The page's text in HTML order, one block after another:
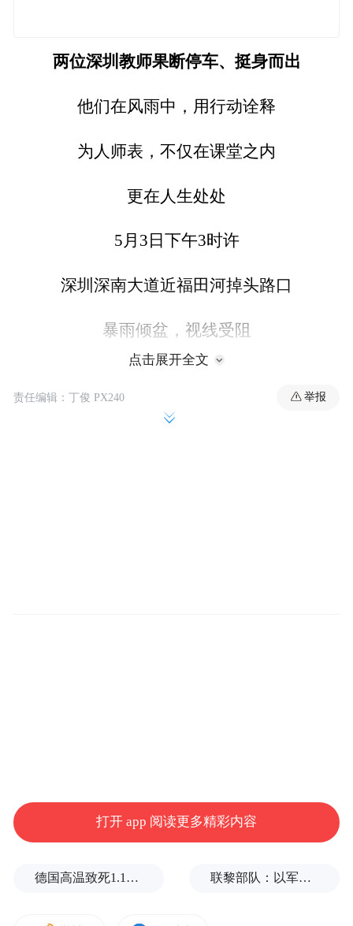
两位深圳教师果断停车、挺身而出
他们在风雨中，用行动诠释
为人师表，不仅在课堂之内
更在人生处处
5月3日下午3时许
深圳深南大道近福田河掉头路口
暴雨倾盆，视线受阻
车内安全气囊弹出，烟雾弥漫
眼前的景象
让他们立即改变了想法
点击展开全文
责任编辑：丁俊 PX240 举报
打开 app 阅读更多精彩内容
德国高温致死1.19万人，为2016年来最高纪录 联黎部队：以军单日向黎发射113枚炮弹